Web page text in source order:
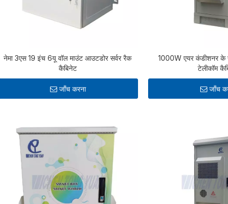
नेमा 3एस 19 इंच 6यू वॉल माउंट आउटडोर सर्वर रैक
कैबिनेट
जाँच करना
1000W एयर कंडीशनर के
टेलीकॉम
जाँच